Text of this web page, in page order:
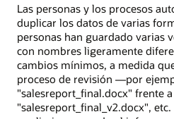
Las personas y los procesos
duplicar los datos de varias
personas han guardado varias
con nombres ligeramente
cambios mínimos, a medida
proceso de revisión —por
"salesreport_final.docx" frente a
"salesreport_final_v2.docx",